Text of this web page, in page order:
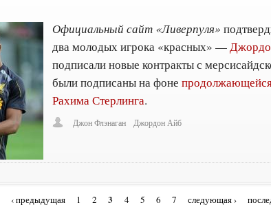
Официальный сайт «Ливерпуля»
два молодых игрока «красных» —
подписали новые контракты с
были подписаны на фоне
Рахима Стерлинга.
Джон Флэнаган Джордон Айб
‹ предыдущая 1 2 3 4 5 6 7 следующая ›